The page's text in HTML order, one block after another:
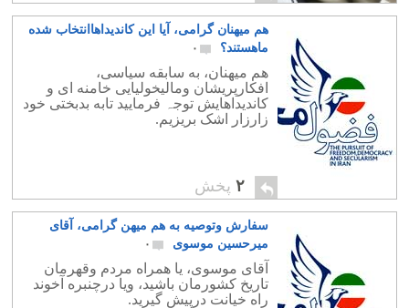
هم میهنان گرامی، آیا این کاندیداهاانتخاب شده
ماهستند؟
۰
هم میهنان، به سابقه سیاسی،
افکارپریشان ومالیخولیایی خامنه ای و
کاندیداهایش توجہ فرمایید تابه بدبختی خود
زارزار اشک بریزیم.
۲ پخش
سفارش وتوصیه به هم میهن گرامی، آقای
میرحسین موسوی
۰
آقای موسوی، یا همراه مردم وقهرمان
تاریخ کشورمان باشید، ویا درچنبره آخوند
راه خیانت درپیش گیرید.